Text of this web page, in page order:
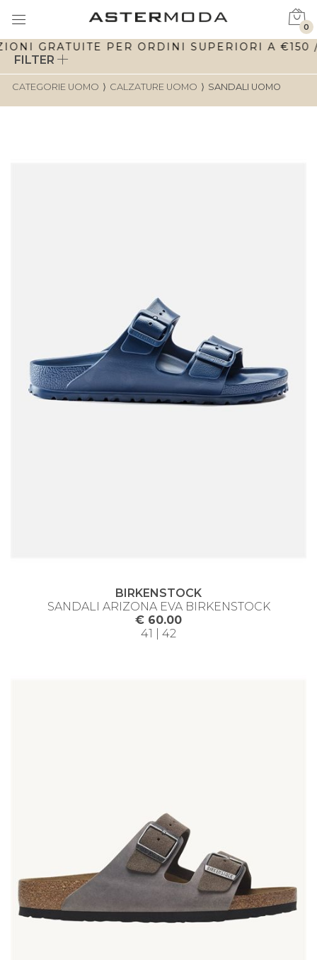
GRATUITE PER ORDINI SUPERIORI A €150
0
FILTER
CATEGORIE UOMO ⟩ CALZATURE UOMO ⟩ SANDALI UOMO
BIRKENSTOCK
SANDALI ARIZONA EVA BIRKENSTOCK
€ 60.00
41 | 42